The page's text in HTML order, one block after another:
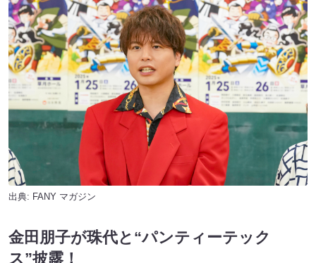
出典: FANY マガジン
金田朋子が珠代と“パンティーテック
ス”披露！